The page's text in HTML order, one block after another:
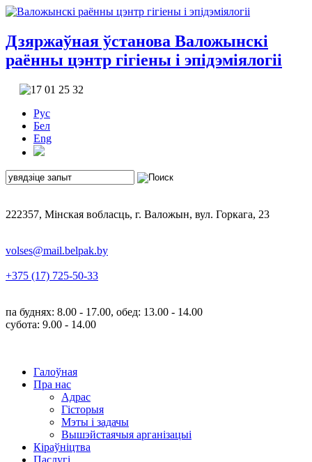
Дзяржаўная ўстанова Валожынскі
раённы цэнтр гігіены і эпідэміялогіі
Рус
Бел
Eng
222357, Мінская вобласць, г. Валожын, вул. Горкага, 23
volses@mail.belpak.by
+375 (17) 725-50-33
па буднях: 8.00 - 17.00, обед: 13.00 - 14.00
субота: 9.00 - 14.00
Галоўная
Пра нас
Адрас
Гісторыя
Мэты і задачы
Вышэйстаячыя арганізацыі
Кіраўніцтва
Паслугi